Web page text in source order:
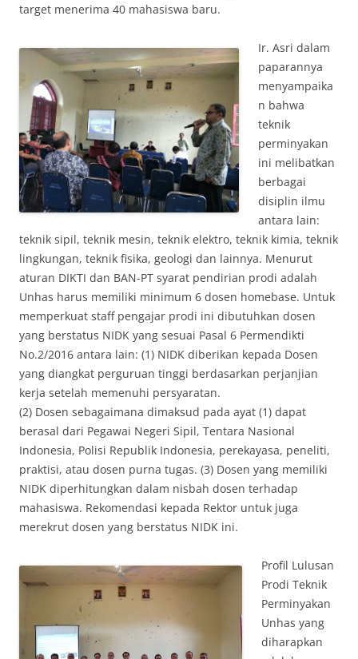
target menerima 40 mahasiswa baru.
Ir. Asri dalam
paparannya
menyampaika
n bahwa
teknik
perminyakan
ini melibatkan
berbagai
disiplin ilmu
antara lain:
teknik sipil, teknik mesin, teknik elektro, teknik kimia, teknik
lingkungan, teknik fisika, geologi dan lainnya. Menurut
aturan DIKTI dan BAN-PT syarat pendirian prodi adalah
Unhas harus memiliki minimum 6 dosen homebase. Untuk
memperkuat staff pengajar prodi ini dibutuhkan dosen
yang berstatus NIDK yang sesuai Pasal 6 Permendikti
No.2/2016 antara lain: (1) NIDK diberikan kepada Dosen
yang diangkat perguruan tinggi berdasarkan perjanjian
kerja setelah memenuhi persyaratan.
(2) Dosen sebagaimana dimaksud pada ayat (1) dapat
berasal dari Pegawai Negeri Sipil, Tentara Nasional
Indonesia, Polisi Republik Indonesia, perekayasa, peneliti,
praktisi, atau dosen purna tugas. (3) Dosen yang memiliki
NIDK diperhitungkan dalam nisbah dosen terhadap
mahasiswa. Rekomendasi kepada Rektor untuk juga
merekrut dosen yang berstatus NIDK ini.
Profil Lulusan
Prodi Teknik
Perminyakan
Unhas yang
diharapkan